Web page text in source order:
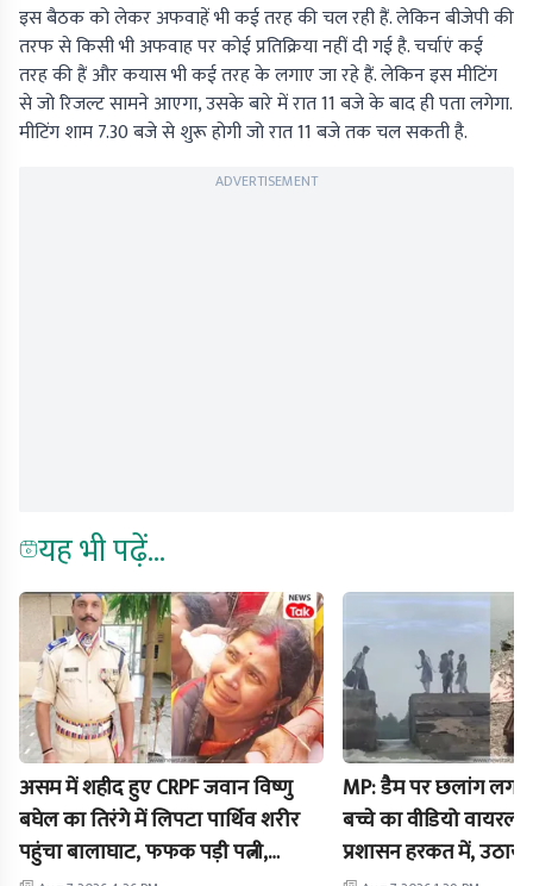
इस बैठक को लेकर अफवाहें भी कई तरह की चल रही हैं. लेकिन बीजेपी की
तरफ से किसी भी अफवाह पर कोई प्रतिक्रिया नहीं दी गई है. चर्चाएं कई
तरह की हैं और कयास भी कई तरह के लगाए जा रहे हैं. लेकिन इस मीटिंग
से जो रिजल्ट सामने आएगा, उसके बारे में रात 11 बजे के बाद ही पता लगेगा.
मीटिंग शाम 7.30 बजे से शुरू होगी जो रात 11 बजे तक चल सकती है.
ADVERTISEMENT
यह भी पढ़ें...
असम में शहीद हुए CRPF जवान विष्णु
बघेल का तिरंगे में लिपटा पार्थिव शरीर
पहुंचा बालाघाट, फफक पड़ी पत्नी,
MP: डैम पर छलांग
बच्चे का वीडियो वायरल
प्रशासन हरकत में,